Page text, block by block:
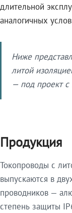
длительной
аналогичных
Ниже
литой
— под проект с
Продукция
Токопроводы с
выпускаются в
проводников —
степень защиты